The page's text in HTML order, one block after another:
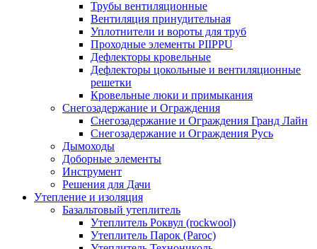
Трубы вентиляционные
Вентиляция принудительная
Уплотнители и вороты для труб
Проходные элементы PIIPPU
Дефлекторы кровельные
Дефлекторы цокольные и вентиляционные
решетки
Кровельные люки и примыкания
Снегозадержание и Ограждения
Снегозадержание и Ограждения Гранд Лайн
Снегозадержание и Ограждения Русь
Дымоходы
Доборные элементы
Инструмент
Решения для Дачи
Утепление и изоляция
Базальтовый утеплитель
Утеплитель Роквул (rockwool)
Утеплитель Парок (Paroc)